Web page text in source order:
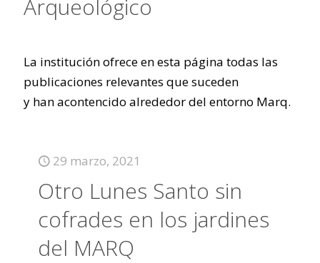
Arqueológico
La institución ofrece en esta página todas las
publicaciones relevantes que suceden
y han acontencido alrededor del entorno Marq.
29 marzo, 2021
Otro Lunes Santo sin
cofrades en los jardines
del MARQ